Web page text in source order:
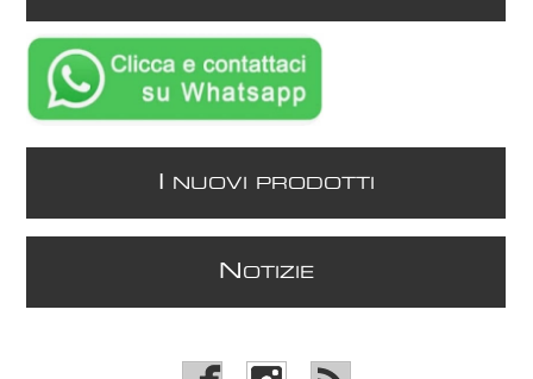
NUOVI PRODOTTI
N OTIZIE